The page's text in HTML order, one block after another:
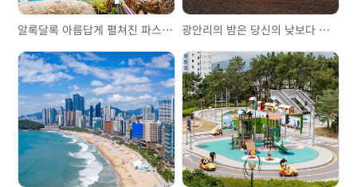
알록달록 아름답게 펼쳐진 파스텔톤, 감천문화마을 광안리의 밤은 당신의 낮보다 아름답다